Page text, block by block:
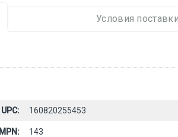
Условия поставки
UPC: 160820255453
MPN: 143